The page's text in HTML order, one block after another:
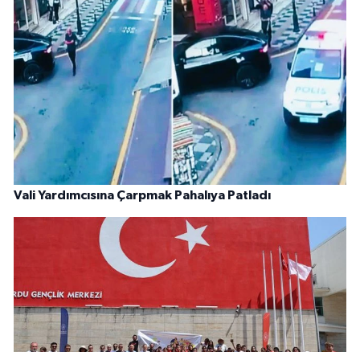
Vali Yardımcısına Çarpmak Pahalıya Patladı